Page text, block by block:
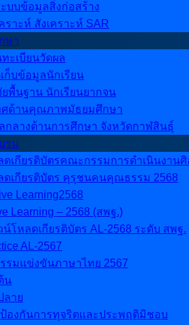
ะบบข้อมูลสิ่งก่อสร้าง
ราะห์ สังเคราะห์ SAR
ษา
ะเบียนวัดผล
ก็บข้อมูลนักเรียน
ยพื้นฐาน นักเรียนยากจน
ศด้านคุณภาพมัธยมศึกษา
กลางด้านการศึกษา จังหวัดกาฬสินธุ์
รม
ดเกียรติบัตรคณะกรรมการดำเนินงาน
ดเกียรติบัตร คุรุชนคนคุณธรรม 2568
Learning2568
Learning – 2568 (สพฐ.)
น์โหลดเกียรติบัตร AL-2568 ระดับ สพฐ.
AL-2567
รมแข่งขันภาษาไทย 2567
น
ลาย
องกันการทุจริตและประพฤติมิชอบ